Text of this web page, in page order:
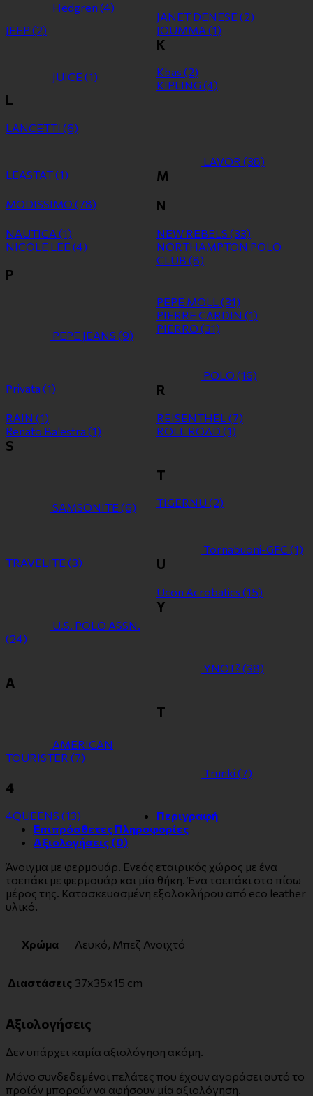
Hedgren (4)
JANET DENESE (2)
JEEP (2) JOUMMA (1)
JUICE (1)
K
Kbas (2)
KIPLING (4)
L
LANCETTI (6)
LAVOR (38)
LEASTAT(1) M
MODISSIMO (78) N
NAUTICA (1) NEW REBELS (33)
NICOLE LEE (4)
NORTHAMPTON POLO
CLUB (8)
P
PEPE JEANS (9)
PEPE MOLL(31)
PIERRE CARDIN (1)
PIERRO (31)
POLO (16)
Privata (1) R
RAIN (1) REISENTHEL(7)
Renato Balestra (1) ROLL ROAD (1)
S
SAMSONITE (6)
T
TIGERNU (2)
Tornabuoni-GFC (1)
TRAVELITE (3) U
U.S. POLO ASSN.
(24)
Ucon Acrobatics (15)
Y
YNOT? (38)
Α
ΑMERICAN
TOURISTER (7)
Τ
Τrunki (7)
4
4QUEENS (13)
Περιγραφή
Επιπρόσθετες Πληροφορίες
Αξιολογήσεις (0)
Άνοιγμα με φερμουάρ. Ενεός εταιρικός χώρος με ένα
τσεπάκι με φερμουάρ και μία θήκη. Ένα τσεπάκι στο πίσω
μέρος της. Κατασκευασμένη εξολοκλήρου από eco leather
υλικό.
Χρώμα Λευκό, Μπεζ Ανοιχτό
Διαστάσεις 37x35x15 cm
Αξιολογήσεις
Δεν υπάρχει καμία αξιολόγηση ακόμη.
Μόνο συνδεδεμένοι πελάτες που έχουν αγοράσει αυτό το
προϊόν μπορούν να αφήσουν μία αξιολόγηση.